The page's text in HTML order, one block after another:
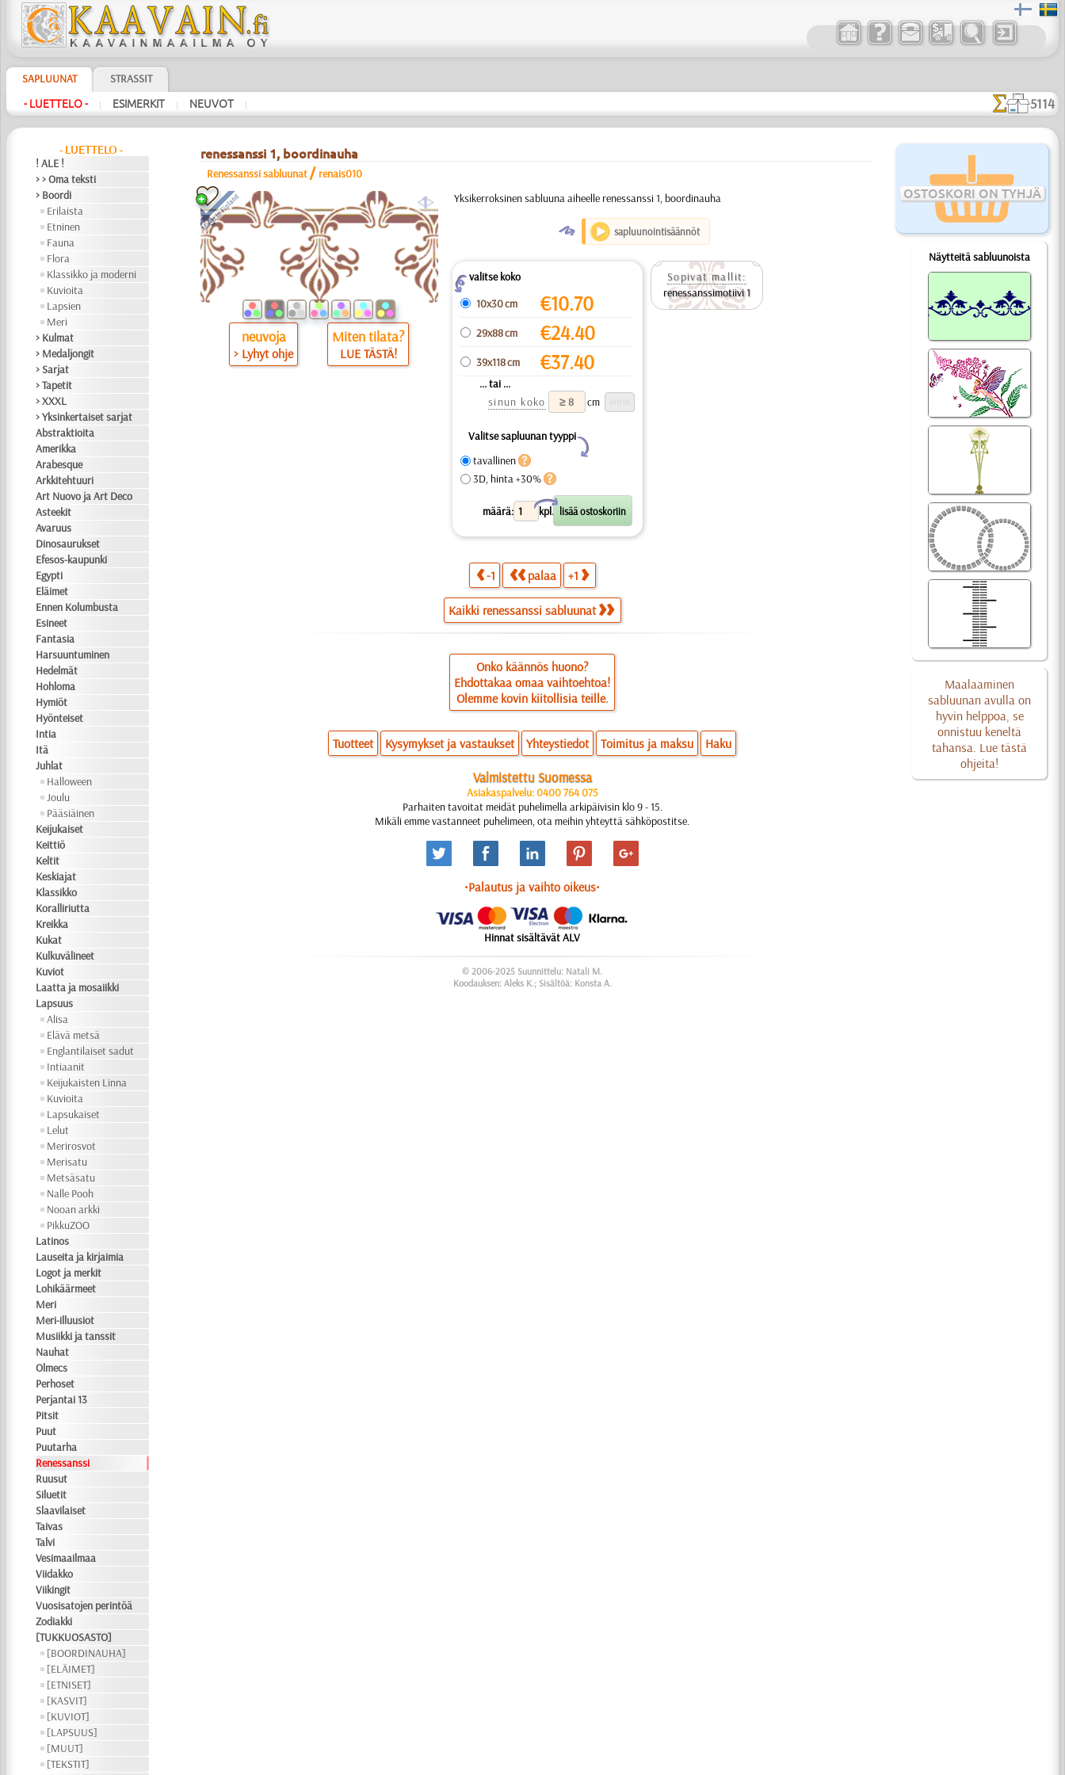
SAPLUUNAT STRASSIT
- LUETTELO - | ESIMERKIT | NEUVOT | 5114
- LUETTELO -
! ALE !
> > Oma teksti
> Boordi
Erilaista
Etninen
Fauna
Flora
Klassikko ja moderni
Kuvioita
Lapsien
Meri
> Kulmat
> Medaljongit
> Sarjat
> Tapetit
> XXXL
> Yksinkertaiset sarjat
Abstraktioita
Amerikka
Arabesque
Arkkitehtuuri
Art Nuovo ja Art Deco
Asteekit
Avaruus
Dinosaurukset
Efesos-kaupunki
Egypti
Eläimet
Ennen Kolumbusta
Esineet
Fantasia
Harsuuntuminen
Hedelmät
Hohloma
Hymiöt
Hyönteiset
Intia
Itä
Juhlat
Halloween
Joulu
Pääsiäinen
Keijukaiset
Keittiö
Keltit
Keskiajat
Klassikko
Koralliriutta
Kreikka
Kukat
Kulkuvälineet
Kuviot
Laatta ja mosaiikki
Lapsuus
Alisa
Elävä metsä
Englantilaiset sadut
Intiaanit
Keijukaisten Linna
Kuvioita
Lapsukaiset
Lelut
Merirosvot
Merisatu
Metsäsatu
Nalle Pooh
Nooan arkki
PikkuZOO
Latinos
Lauseita ja kirjaimia
Logot ja merkit
Lohikäärmeet
Meri
Meri-illuusiot
Musiikki ja tanssit
Nauhat
Olmecs
Perhoset
Perjantai 13
Pitsit
Puut
Puutarha
Renessanssi
Ruusut
Siluetit
Slaavilaiset
Taivas
Talvi
Vesimaailmaa
Viidakko
Viikingit
Vuosisatojen perintöä
Zodiakki
[TUKKUOSASTO]
[BOORDINAUHA]
[ELÄIMET]
[ETNISET]
[KASVIT]
[KUVIOT]
[LAPSUUS]
[MUUT]
[TEKSTIT]
OSTOSKORI ON TYHJÄ
Näytteitä sabluunoista
Maalaaminen
sabluunan avulla on
hyvin helppoa, se
onnistuu keneltä
tahansa. Lue tästä
ohjeita!
renessanssi 1, boordinauha
Renessanssi sabluunat / renais010
a
neuvoja
> Lyhyt ohje
Miten tilata?
LUE TÄSTÄ!
Yksikerroksinen sabluuna aiheelle renessanssi 1, boordinauha
O sapluunointisäännöt
Zvalitse koko
10x30 cm
€10.70
29x88 cm €24.40
39x118 cm €37.40
... tai ...
sinun koko
cm
Valitse sapluunan tyyppi
Y
tavallinen
3D, hinta +30%
määrä: kpl.
X
Sopivat mallit:
renessanssimotiivi 1
-1 palaa +1
Kaikki renessanssi sabluunat
Onko käännös huono?
Ehdottakaa omaa vaihtoehtoa!
Olemme kovin kiitollisia teille.
Tuotteet Kysymykset ja vastaukset Yhteystiedot Toimitus ja maksu Haku
Valmistettu Suomessa
Asiakaspalvelu: 0400 764 075
Parhaiten tavoitat meidät puhelimella arkipäivisin klo 9 - 15.
Mikäli emme vastanneet puhelimeen, ota meihin yhteyttä sähköpostitse.
•Palautus ja vaihto oikeus•
Hinnat sisältävät ALV
© 2006-2025 Suunnittelu: Natali M.
Koodauksen: Aleks K.; Sisältöä: Konsta A.